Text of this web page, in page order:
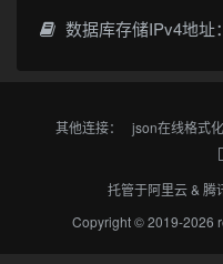
数据库存储IPv4地址：
其他连接： json在线格式化
托管于阿里云& 腾
Copyright © 2019-2026